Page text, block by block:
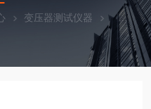
变压器测试仪器 UHV变